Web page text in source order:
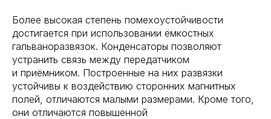
Более высокая степень помехоустойчивости
достигается при использовании ёмкостных
гальваноразвязок. Конденсаторы позволяют
устранить связь между передатчиком
и приёмником. Построенные на них развязки
устойчивы к воздействию сторонних магнитных
полей, отличаются малыми размерами. Кроме того,
они отличаются повышенной